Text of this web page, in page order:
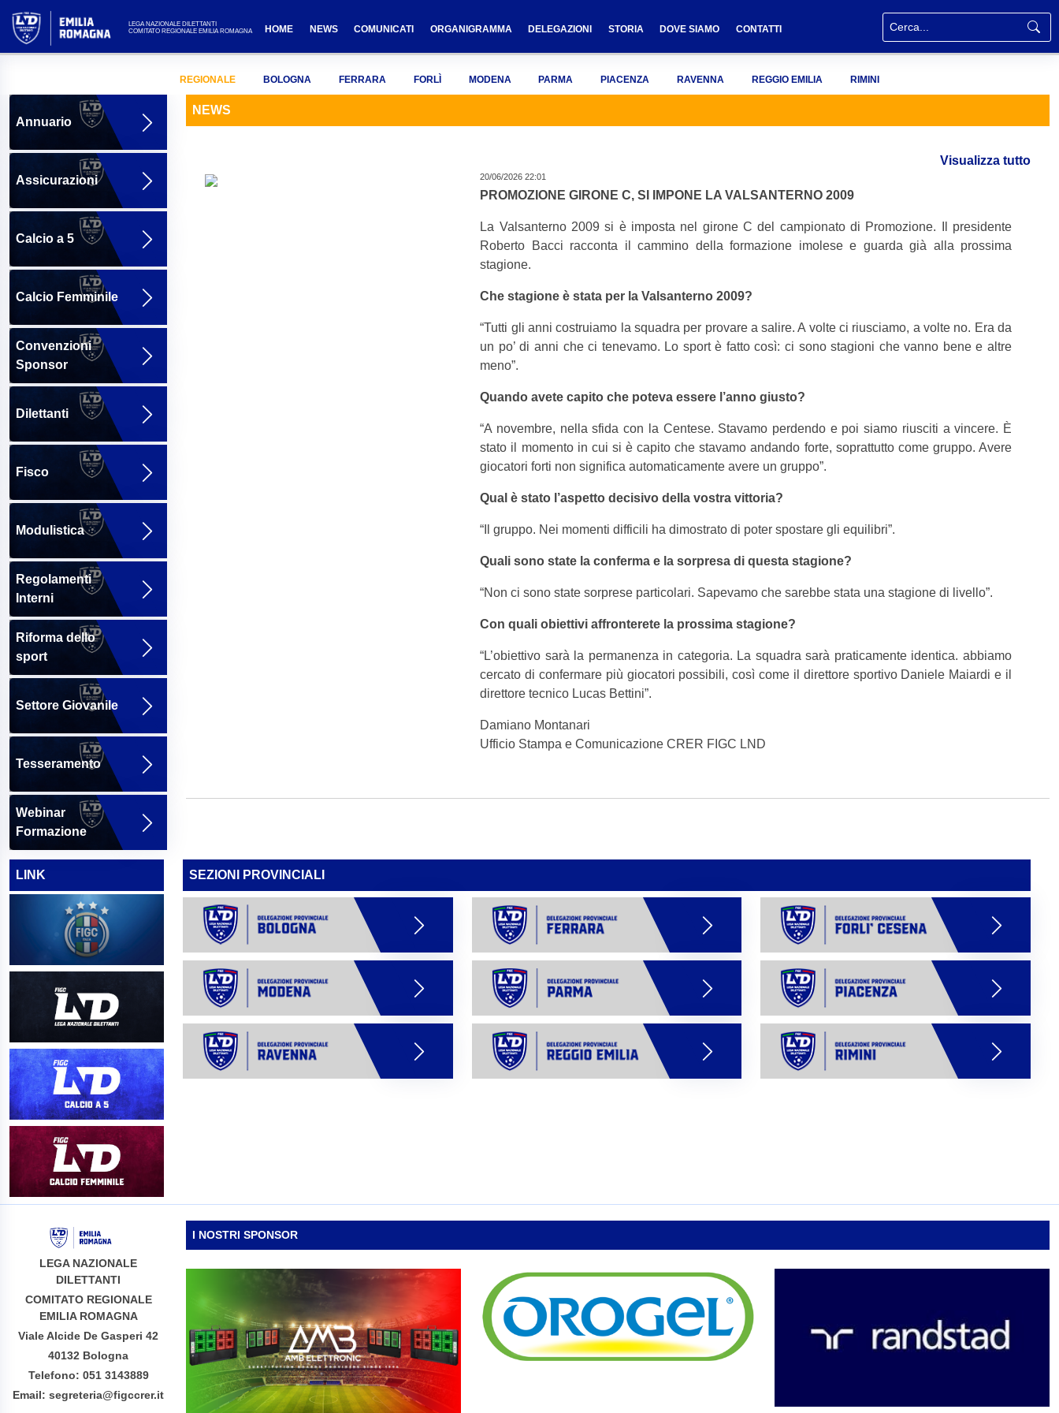
LEGA NAZIONALE DILETTANTI
COMITATO REGIONALE EMILIA ROMAGNA
HOME NEWS COMUNICATI ORGANIGRAMMA DELEGAZIONI STORIA DOVE SIAMO CONTATTI
REGIONALE BOLOGNA FERRARA FORLÌ MODENA PARMA PIACENZA RAVENNA REGGIO EMILIA RIMINI
Annuario
Assicurazioni
Calcio a 5
Calcio Femminile
Convenzioni
Sponsor
Dilettanti
Fisco
Modulistica
Regolamenti
Interni
Riforma dello
sport
Settore Giovanile
Tesseramento
Webinar
Formazione
NEWS
Visualizza tutto
20/06/2026 22:01
PROMOZIONE GIRONE C, SI IMPONE LA VALSANTERNO 2009
La Valsanterno 2009 si è imposta nel girone C del campionato di Promozione. Il presidente
Roberto Bacci racconta il cammino della formazione imolese e guarda già alla prossima
stagione.
Che stagione è stata per la Valsanterno 2009?
“Tutti gli anni costruiamo la squadra per provare a salire. A volte ci riusciamo, a volte no. Era da
un po’ di anni che ci tenevamo. Lo sport è fatto così: ci sono stagioni che vanno bene e altre
meno”.
Quando avete capito che poteva essere l’anno giusto?
“A novembre, nella sfida con la Centese. Stavamo perdendo e poi siamo riusciti a vincere. È
stato il momento in cui si è capito che stavamo andando forte, soprattutto come gruppo. Avere
giocatori forti non significa automaticamente avere un gruppo”.
Qual è stato l’aspetto decisivo della vostra vittoria?
“ Il gruppo. Nei momenti difficili ha dimostrato di poter spostare gli equilibri”.
Quali sono state la conferma e la sorpresa di questa stagione?
“Non ci sono state sorprese particolari. Sapevamo che sarebbe stata una stagione di livello”.
Con quali obiettivi affronterete la prossima stagione?
“L’obiettivo sarà la permanenza in categoria. La squadra sarà praticamente identica. abbiamo
cercato di confermare più giocatori possibili, così come il direttore sportivo Daniele Maiardi e il
direttore tecnico Lucas Bettini”.
Damiano Montanari
Ufficio Stampa e Comunicazione CRER FIGC LND
LINK SEZIONI PROVINCIALI
LEGA NAZIONALE
DILETTANTI
COMITATO REGIONALE
EMILIA ROMAGNA
Viale Alcide De Gasperi 42
40132 Bologna
Telefono: 051 3143889
Email: segreteria@figccrer.it
I NOSTRI SPONSOR